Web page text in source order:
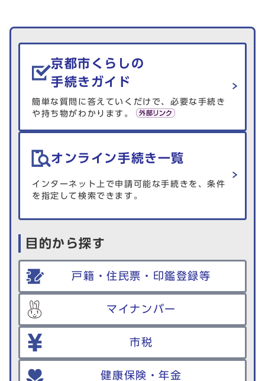
生活情報を探す
京都市くらしの
手続きガイド
簡単な質問に答えていくだけで、必要な手続き
や持ち物がわかります。
オンライン手続き一覧
インターネット上で申請可能な手続きを、条件
を指定して検索できます。
目的から探す
戸籍・住民票・印鑑登録等
マイナンバー
市税
健康保険・年金